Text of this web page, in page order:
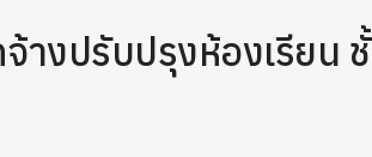
างปรับปรุงห้องเรียน